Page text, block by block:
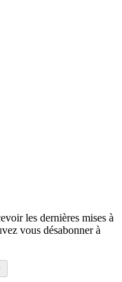
les dernières mises à
vous désabonner à